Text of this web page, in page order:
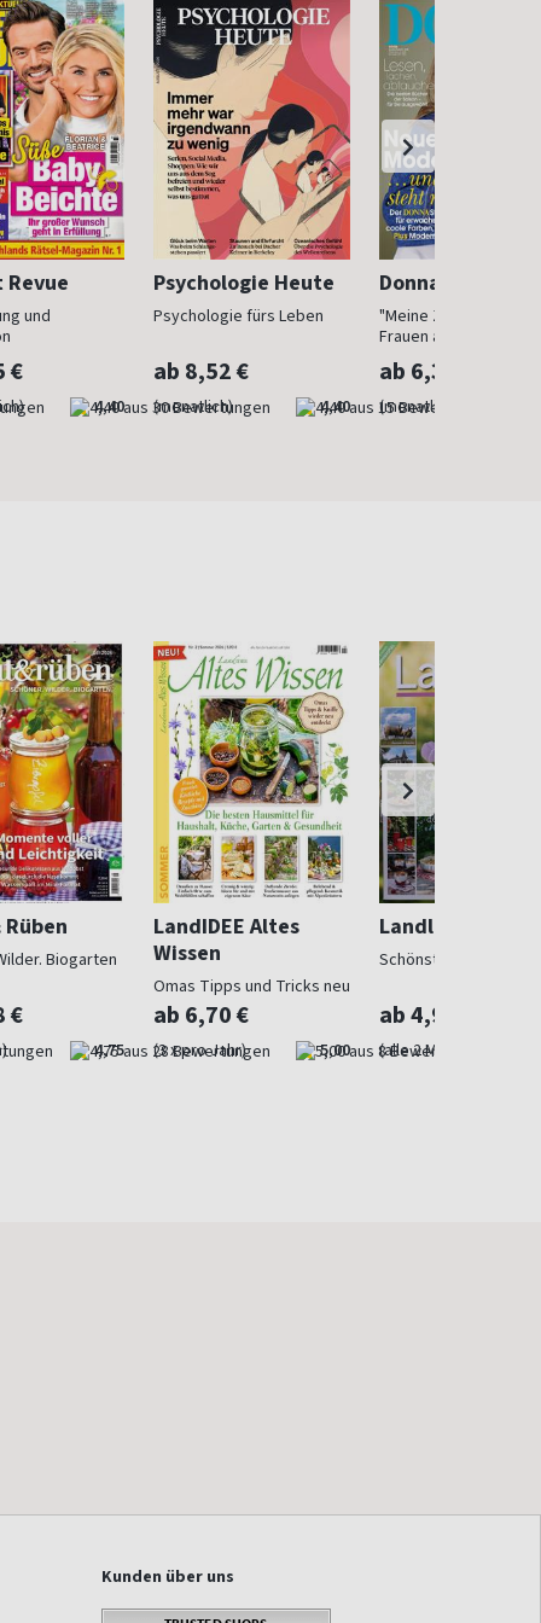
und
€
4,40
Psychologie Heute
Psychologie fürs Leben
ab 8,52 €
(monatlich) 4,40
Donna
"Meine Zeit ist jetzt":
Frauen ab 40
ab 6,30 €
(monatlich)
Biogarten
€
4,75
LandIDEE Altes
Wissen
Omas Tipps und Tricks neu
entdeckt
ab 6,70 €
(3 x pro Jahr) 5,00
Landlust
Schönstes Landleben
ab 4,97 €
(alle 2 Monate)
Kunden über uns